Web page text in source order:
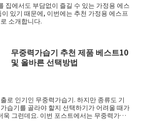
집에서도 부담없이 즐길 수 있는 가정용 에스
있기 때문에, 이번에는 추천 가정용 에스프
소개합니다.
무중력가습기 추천 제품 베스트10
및 올바른 선택방법
로 인기인 무중력가습기. 하지만 종류도 기
습기를 골라야 할지 선택하기가 어려울 때가
욱 그런데요. 이번 포스트에서는 무중력가습